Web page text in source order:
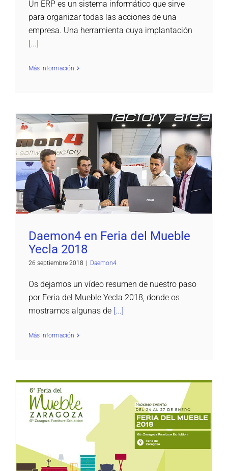
Un ERP es un sistema informático que sirve
para organizar todas las acciones de una
empresa. Una herramienta cuya implantación
[...]
Más información
Daemon4 en Feria del Mueble Yecla 2018
Daemon4
Daemon4 en Feria del Mueble
Yecla 2018
26 septiembre 2018 | Daemon4
Os dejamos un vídeo resumen de nuestro paso
por Feria del Mueble Yecla 2018, donde os
mostramos algunas de [...]
Más información
Daemon4 estará en la VI Feria Mueble
Zaragoza 2018